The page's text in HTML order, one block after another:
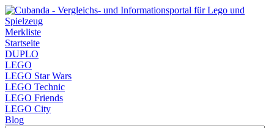
Merkliste
Startseite
DUPLO
LEGO
LEGO Star Wars
LEGO Technic
LEGO Friends
LEGO City
Blog